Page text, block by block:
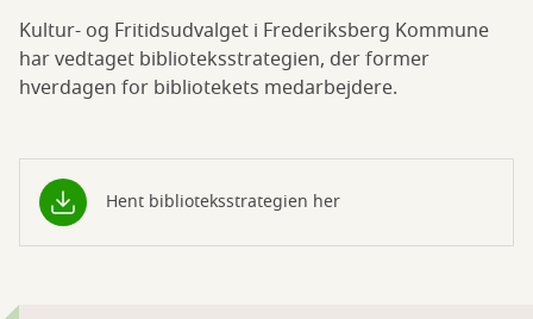
Kultur- og Fritidsudvalget i Frederiksberg Kommune
har vedtaget biblioteksstrategien, der former
hverdagen for bibliotekets medarbejdere.
Hent biblioteksstrategien her